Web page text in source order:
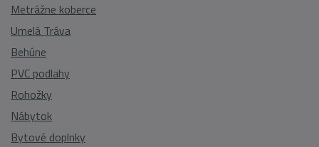
Metrážne koberce
Umelá Tráva
Behúne
PVC podlahy
Rohožky
Nábytok
Bytové doplnky